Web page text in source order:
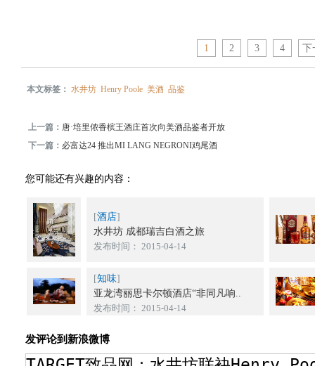
1 2 3 4 下
本文标签：水井坊 Henry Poole 美酒 品鉴
上一篇： 唐·培里侬香槟王酒庄首次向美酒品鉴者开放
下一篇： 必富达24 推出MI LANG NEGRONI鸡尾酒
您可能还有兴趣的内容：
[酒店]
水井坊 成都瑞吉白酒之旅
发布时间： 2015-04-14
[知味]
亚龙湾丽思卡尔顿酒店“非同凡响..
发布时间： 2015-04-14
发评论到新浪微博